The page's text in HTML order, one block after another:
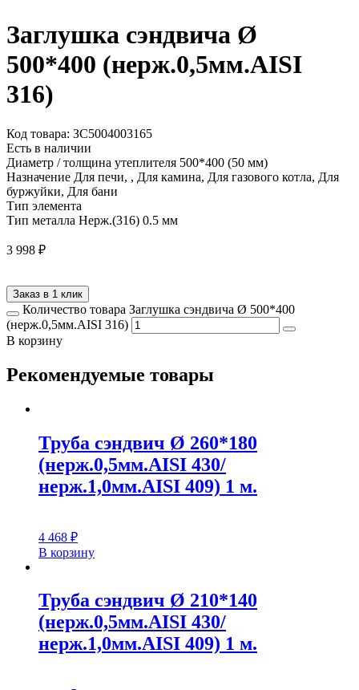
Заглушка сэндвича Ø
500*400 (нерж.0,5мм.AISI
316)
Код товара: ЗС5004003165
Есть в наличии
Диаметр / толщина утеплителя 500*400 (50 мм)
Назначение Для печи, , Для камина, Для газового котла, Для
буржуйки, Для бани
Тип элемента
Тип металла Нерж.(316) 0.5 мм
3 998 ₽
Заказ в 1 клик
Количество товара Заглушка сэндвича Ø 500*400
(нерж.0,5мм.AISI 316)
В корзину
Рекомендуемые товары
Труба сэндвич Ø 260*180
(нерж.0,5мм.AISI 430/
нерж.1,0мм.AISI 409) 1 м.
4 468 ₽
В корзину
Труба сэндвич Ø 210*140
(нерж.0,5мм.AISI 430/
нерж.1,0мм.AISI 409) 1 м.